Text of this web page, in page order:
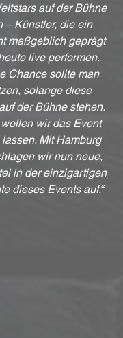
auf der Bühne
– Künstler, die ein
maßgeblich geprägt
live performen.
Chance sollte man
solange diese
der Bühne stehen.
wir das Event
Mit Hamburg
wir nun neue,
in der einzigartigen
dieses Events auf.“